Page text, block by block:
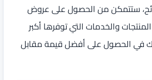
ستتمكن من الحصول على عروض
والخدمات التي توفرها أكبر
في الحصول على أفضل قيمة مقابل